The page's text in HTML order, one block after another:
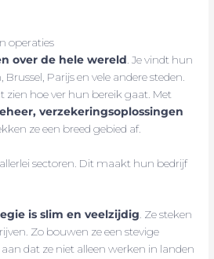
operaties
over de hele wereld . Je vindt hun
Parijs en vele andere steden.
zien hoe ver hun bereik gaat. Met
verzekeringsoplossingen
ze een breed gebied af.
sectoren. Dit maakt hun bedrijf
is slim en veelzijdig. Ze steken
Zo bouwen ze een stevige
dat ze niet alleen werken in landen